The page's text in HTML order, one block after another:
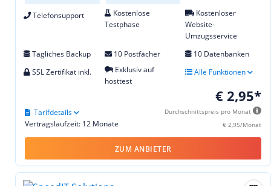
Telefonsupport
Kostenlose
Testphase
Kostenloser
Website-
Umzugsservice
Tägliches Backup
10 Postfächer
10 Datenbanken
SSL Zertifikat inkl.
Exklusiv auf
hosttest
Alle Funktionen
€ 2,95*
Durchschnittspreis pro Monat
€ 2,95/Monat
Vertragslaufzeit: 12 Monate
Tarifdetails
ZUM ANBIETER